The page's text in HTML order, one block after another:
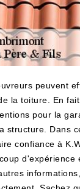
peuvent
la toiture. En
pour la
structure. Dans
confiance à
d'expérience